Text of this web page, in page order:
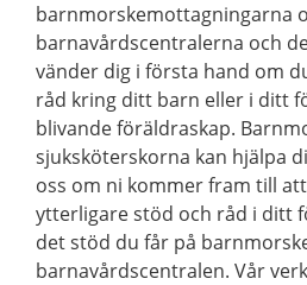
barnmorskemottagningarna
barnavårdscentralerna och
vänder dig i första hand om
råd kring ditt barn eller i ditt
blivande föräldraskap.
sjuksköterskorna kan hjälpa
oss om ni kommer fram till
ytterligare stöd och råd i ditt
det stöd du får på
barnavårdscentralen. Vår